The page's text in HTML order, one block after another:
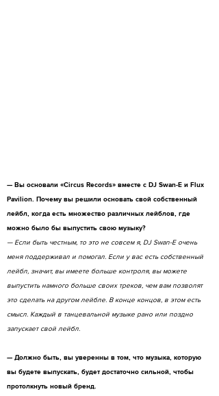
— Вы основали «Circus Records» вместе с DJ Swan-E и Flux
Pavilion. Почему вы решили основать свой собственный
лейбл, когда есть множество различных лейблов, где
можно было бы выпустить свою музыку?
— Если быть честным, то это не совсем я, DJ Swan-E очень
меня поддерживал и помогал. Если у вас есть собственный
лейбл, значит, вы имеете больше контроля, вы можете
выпустить намного больше своих треков, чем вам позволят
это сделать на другом лейбле. В конце концов, в этом есть
смысл. Каждый в танцевальной музыке рано или поздно
запускает свой лейбл.
— Должно быть, вы уверенны в том, что музыка, которую
вы будете выпускать, будет достаточно сильной, чтобы
протолкнуть новый бренд.